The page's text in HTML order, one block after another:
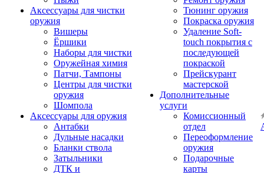
Аксессуары для чистки
оружия
Вишеры
Ёршики
Наборы для чистки
Оружейная химия
Патчи, Тампоны
Центры для чистки
оружия
Шомпола
Аксессуары для оружия
Антабки
Дульные насадки
Бланки ствола
Затыльники
ДТК и
Тюнинг оружия
Покраска оружия
Удаление Soft-
touch покрытия с
последующей
покраской
Прейскурант
мастерской
Дополнительные
услуги
Комиссионный
отдел
Переоформление
оружия
Подарочные
карты